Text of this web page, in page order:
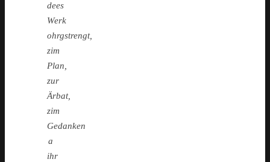
dees
Werk
ohrgstrengt,
zim
Plan,
zur
Ärbat,
zim
Gedanken
a
ihr